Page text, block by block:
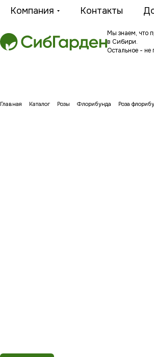
Компания Контакты
Мы знаем, что
в Сибири.
Остальное - не
Главная Каталог Розы Флорибунда Роза